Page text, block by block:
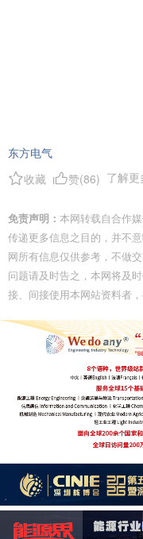
东方电气
收藏
赞(86) 了解更
免责声明： 本网转载自合作
传递更多信息之目的，并不
网所有信息仅供参考，不做
问题请及时告之，本网将及
接、间接使用本网站资料者